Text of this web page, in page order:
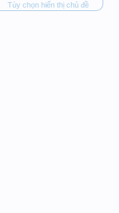
Tùy chọn hiển thị chủ đề